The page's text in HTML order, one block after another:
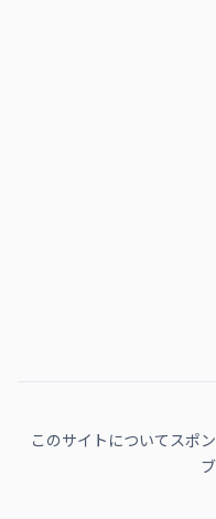
このサイトについて スポ